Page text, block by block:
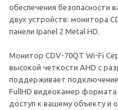
обеспечения безопасности
двух устройств: монитора
панели Ipanel 2 Metal HD.
Монитор CDV-70QT Wi-Fi
высокой четкости AHD с
поддерживает подключение
FullHD видеокамер
доступ к вашему объекту и